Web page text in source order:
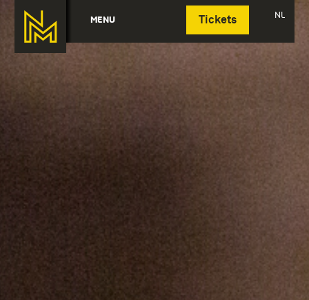
MENU Tickets NL
Deutsch